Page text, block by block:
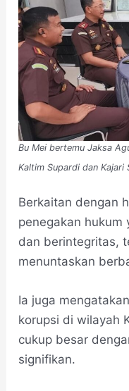
Bu Mei bertemu Jaksa
Kaltim Supardi dan Kajari
Berkaitan dengan
penegakan hukum
dan berintegritas,
menuntaskan
Ia juga
korupsi di wilayah
cukup besar
signifikan.